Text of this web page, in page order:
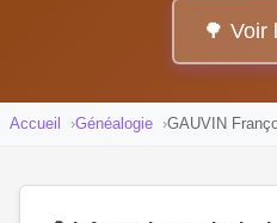
🌳 Voir
Accueil Généalogie GAUVIN